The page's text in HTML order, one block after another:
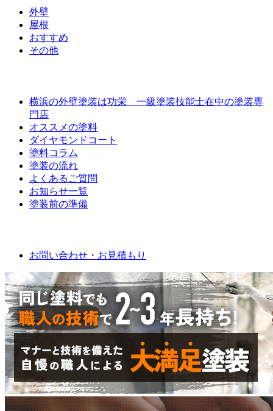
外壁
屋根
おすすめ
その他
横浜の外壁塗装は功栄 一級塗装技能士在中の塗装専
門店
オススメの塗料
ダイヤモンドコート
塗料コラム
塗装の流れ
よくあるご質問
お知らせ一覧
塗装前の準備
お問い合わせ・お見積もり